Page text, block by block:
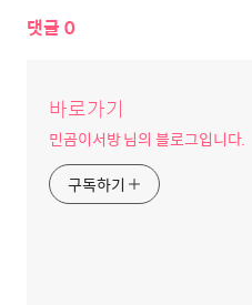
댓글 0
바로가기
민곰이서방 님의 블로그입니다.
구독하기